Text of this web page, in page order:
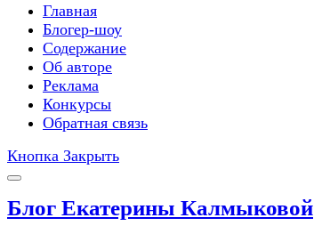
Главная
Блогер-шоу
Содержание
Об авторе
Реклама
Конкурсы
Обратная связь
Кнопка Закрыть
Блог Екатерины Калмыковой